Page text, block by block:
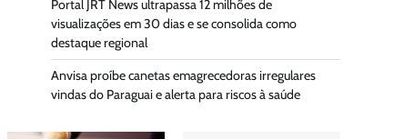
Portal JRT News ultrapassa 12 milhões de
visualizações em 30 dias e se consolida como
destaque regional
Anvisa proíbe canetas emagrecedoras irregulares
vindas do Paraguai e alerta para riscos à saúde